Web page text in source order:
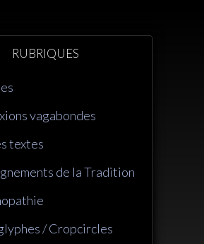
RUBRIQUES
vagabondes
textes
de la Tradition
/ Cropcircles